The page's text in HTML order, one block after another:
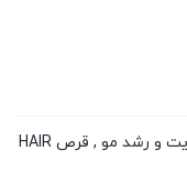
قرص هیرتامین اصل تضمینی تقویت و رشد مو , قرص HAIR